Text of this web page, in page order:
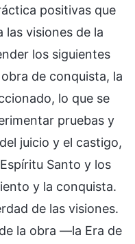
positivas que
las visiones de la
los siguientes
de conquista, la
lo que se
pruebas y
juicio y el castigo,
Santo y los
y la conquista.
de las visiones.
la obra —la Era de